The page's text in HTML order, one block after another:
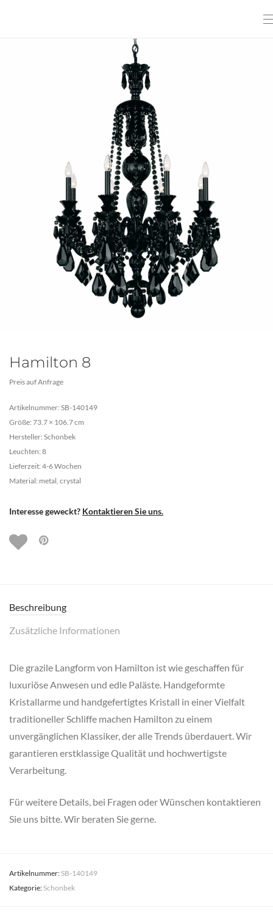
Hamilton 8
Preis auf Anfrage
Artikelnummer: SB-140149
Größe: 73.7 × 106.7 cm
Hersteller: Schonbek
Leuchten: 8
Lieferzeit: 4-6 Wochen
Material: metal, crystal
Interesse geweckt? Kontaktieren Sie uns.
Beschreibung
Zusätzliche Informationen
Die grazile Langform von Hamilton ist wie geschaffen für
luxuriöse Anwesen und edle Paläste. Handgeformte
Kristallarme und handgefertigtes Kristall in einer Vielfalt
traditioneller Schliffe machen Hamilton zu einem
unvergänglichen Klassiker, der alle Trends überdauert. Wir
garantieren erstklassige Qualität und hochwertigste
Verarbeitung.
Für weitere Details, bei Fragen oder Wünschen kontaktieren
Sie uns bitte. Wir beraten Sie gerne.
Artikelnummer: SB-140149
Kategorie: Schonbek